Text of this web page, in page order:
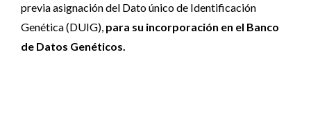
previa asignación del Dato único de Identificación
Genética (DUIG), para su incorporación en el Banco
de Datos Genéticos.